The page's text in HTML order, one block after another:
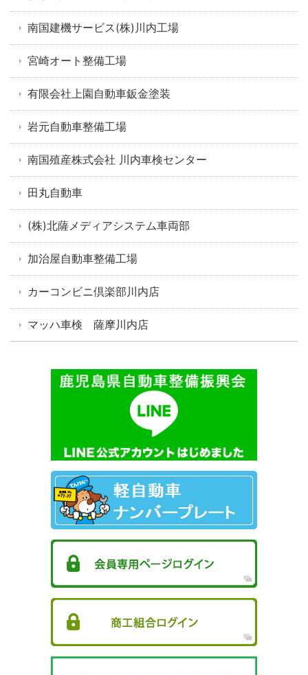
南国建機サービス(株)川内工場
宮崎オート整備工場
有限会社上園自動車鈑金塗装
岩元自動車整備工場
南国殖産株式会社 川内車検センター
田丸自動車
(株)北薩メディアシステム車両部
加治屋自動車整備工場
カーコンビニ倶楽部川内店
マッハ車検 薩摩川内店